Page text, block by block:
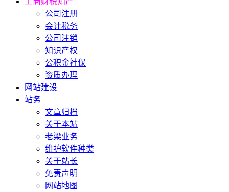
公司注册
会计税务
公司注销
知识产权
公积金社保
资质办理
网站建设
站务
文章归档
关于本站
老梁业务
维护软件种类
关于站长
免责声明
网站地图